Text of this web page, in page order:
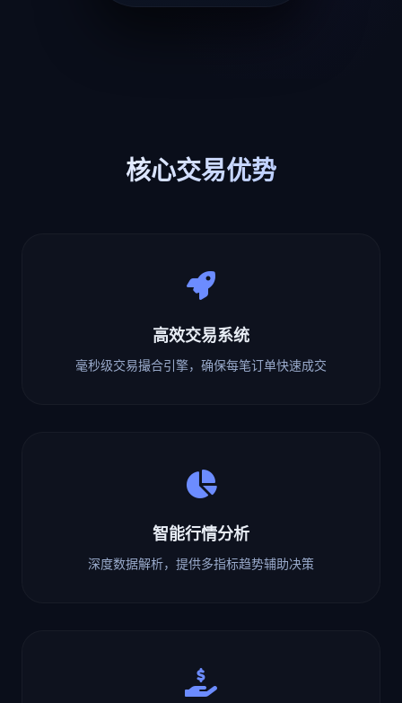
核心交易优势
高效交易系统
毫秒级交易撮合引擎，确保每笔订单快速成交
智能行情分析
深度数据解析，提供多指标趋势辅助决策